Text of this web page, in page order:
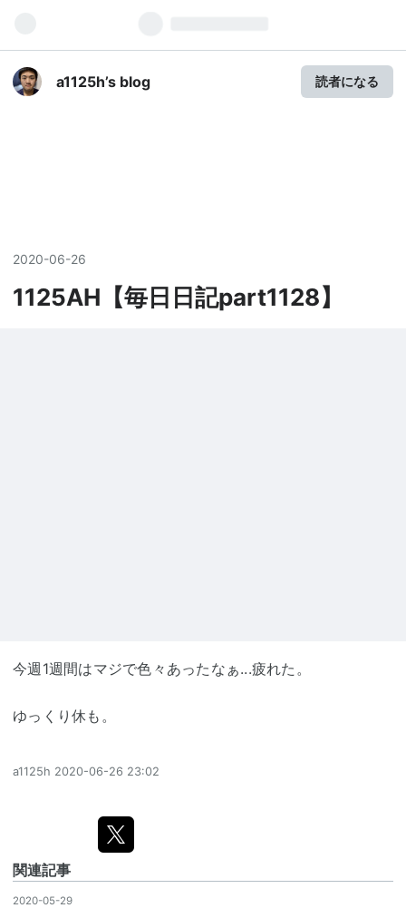
a1125h’s blog 読者になる
2020-06-26
1125AH【毎日日記part1128】
今週1週間はマジで色々あったなぁ...疲れた。
ゆっくり休も。
a1125h 2020-06-26 23:02
関連記事
2020-05-29